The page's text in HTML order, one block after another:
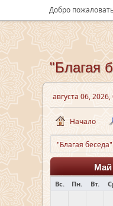
Добро
"Благая
августа 06,
Начало
"Благая
Май
Вс. Пн. Вт.